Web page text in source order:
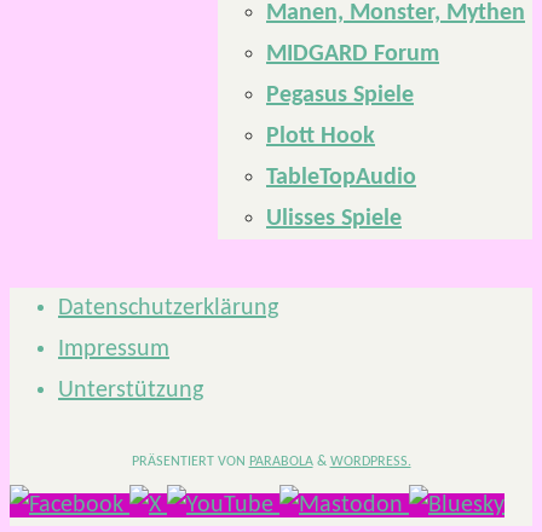
Manen, Monster, Mythen
MIDGARD Forum
Pegasus Spiele
Plott Hook
TableTopAudio
Ulisses Spiele
Datenschutzerklärung
Impressum
Unterstützung
PRÄSENTIERT VON PARABOLA& WORDPRESS.